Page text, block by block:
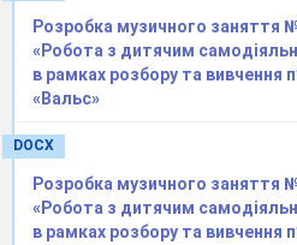
ознаки збіжності
сумовними за
які відносяться до рядів,
Пуассоном-Абелем,
зазвичай
теоремами.Історично
Розробка музичного заняття
«Робота з дитячим
в рамках розбору та вивчення
«Вальс»
DOCX
Розробка музичного заняття
«Робота з дитячим
в рамках розбору та вивчення